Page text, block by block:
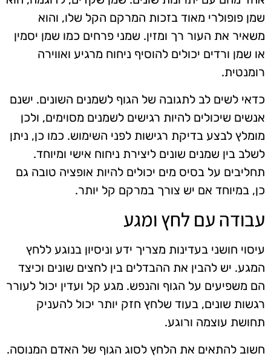
שמן פופולרי מאוד בזכות המרקם הקל שלו, והוא
משאיר את העור רך ומזין. שמני פרחים כמו שמן יסמין
או שמן ורדים יכולים להוסיף ניחוח מרגיע ואווירה
רומנטית.
כדאי לשים לב לתגובה של הגוף לשמנים השונים. ישנם
אנשים שיכולים להיות רגישים לשמנים מסוימים, ולכן
מומלץ לבצע בדיקת רגישות לפני השימוש. כמו כן, ניתן
לשלב בין שמנים שונים ליצירת ניחוח אישי ומיוחד.
תחליבים על בסיס מים יכולים להיות אופציה טובה גם
כן, במיוחד אם יש צורך במרקם קל יותר.
עבודה עם לחץ ומגע
עיסוי חושני בעדינות מצריך ידע וניסיון בנוגע ללחץ
המגע. יש להבין את ההבדלים בין לחצים שונים וכיצד
הם משפיעים על הגוף והנפש. מגע קל ועדין יכול לעורר
רגשות שונים, בעוד שלחץ חזק יותר יכול להעניק
תחושת עוצמה ורוגע.
חשוב להתאים את הלחץ לסוג הגוף של האדם המנוסה.